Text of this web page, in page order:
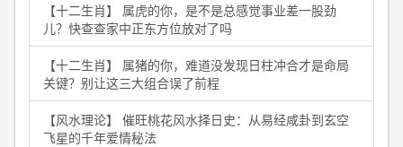
【十二生肖】 属虎的你，是不是总感觉事业差一股劲
儿？快查查家中正东方位放对了吗
【十二生肖】 属猪的你，难道没发现日柱冲合才是命局
关键？别让这三大组合误了前程
【风水理论】 催旺桃花风水择日史：从易经咸卦到玄空
飞星的千年爱情秘法